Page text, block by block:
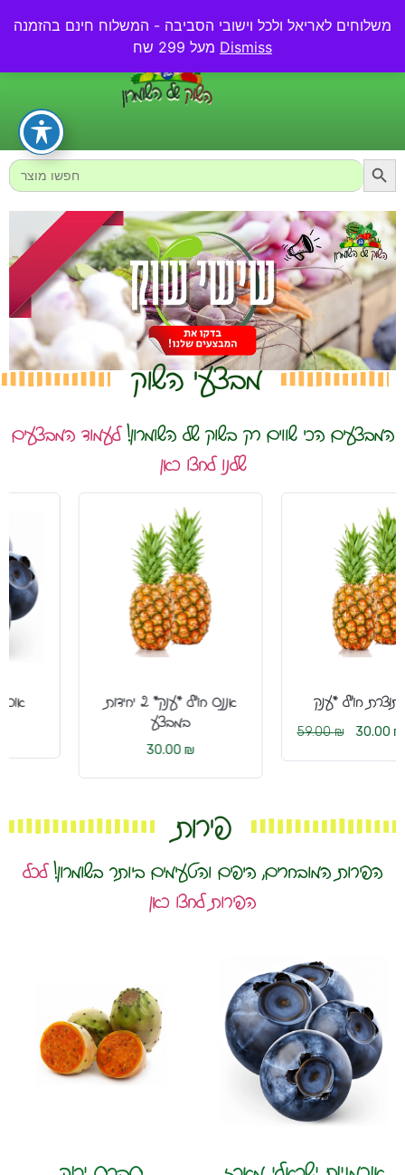
משלוחים לאריאל ולכל וישובי הסביבה - המשלוח חינם בהזמנה
Dismiss
0.00₪
Search
for:
מבצעי השוק
המבצעים הכי שווים רק בשוק של השומרון!לעמוד המבצעים
שלנו לחצו כאן
אננס תוצרת חו״ל *ענק*
30.00₪ -49%
פירות
הפירות המובחרים, היפים והטעימים ביותר בשומרון!לכל
הפירות לחצו כאן